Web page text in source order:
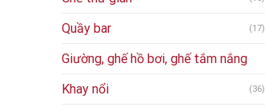
Quầy bar (17)
Giường, ghế hồ bơi, ghế tắm nắng
Khay nổi (36)